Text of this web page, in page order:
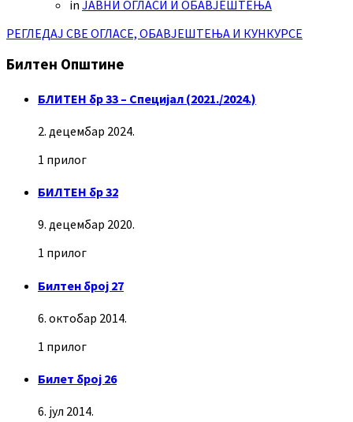
in ЈАВНИ ОГЛАСИ И ОБАВЈЕШТЕЊА
РЕГЛЕДАЈ СВЕ ОГЛАСЕ, ОБАВЈЕШТЕЊА И КУНКУРСЕ
Билтен Општине
БЛИТЕН бр 33 – Специјал (2021./2024.)
2. децембар 2024.
1 прилог
БИЛТЕН бр 32
9. децембар 2020.
1 прилог
Билтен број 27
6. октобар 2014.
1 прилог
Билет број 26
6. јул 2014.